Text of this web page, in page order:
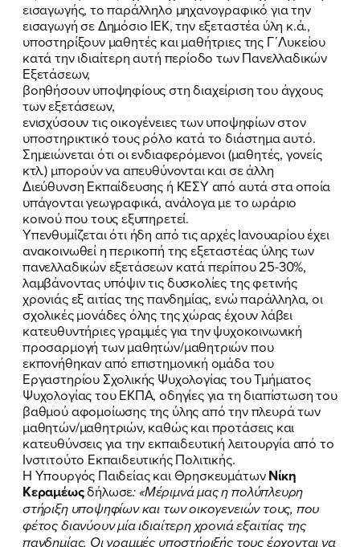
ΠΟΙΑ ΕΙΜΑΙ
ΕΡΓΟ
ΕΚΔΗΛΩΣΕΙΣ
ΝΕΑ
ΕΛΑ ΚΙ ΕΣΥ
FB IN TW YT LN VB TIKTOK
εισαγωγής, το παράλληλο μηχανογραφικό για την
εισαγωγή σε Δημόσιο ΙΕΚ, την εξεταστέα ύλη κ.ά.,
υποστηρίξουν μαθητές και μαθήτριες της Γ΄Λυκείου
κατά την ιδιαίτερη αυτή περίοδο των Πανελλαδικών
Εξετάσεων,
βοηθήσουν υποψηφίους στη διαχείριση του άγχους
των εξετάσεων,
ενισχύσουν τις οικογένειες των υποψηφίων στον
υποστηρικτικό τους ρόλο κατά το διάστημα αυτό.
Σημειώνεται ότι οι ενδιαφερόμενοι (μαθητές, γονείς
κτλ.) μπορούν να απευθύνονται και σε άλλη
Διεύθυνση Εκπαίδευσης ή ΚΕΣΥ από αυτά στα οποία
υπάγονται γεωγραφικά, ανάλογα με το ωράριο
κοινού που τους εξυπηρετεί.
Υπενθυμίζεται ότι ήδη από τις αρχές Ιανουαρίου έχει
ανακοινωθεί η περικοπή της εξεταστέας ύλης των
πανελλαδικών εξετάσεων κατά περίπου 25-30%,
λαμβάνοντας υπόψιν τις δυσκολίες της φετινής
χρονιάς εξ αιτίας της πανδημίας, ενώ παράλληλα, οι
σχολικές μονάδες όλης της χώρας έχουν λάβει
κατευθυντήριες γραμμές για την ψυχοκοινωνική
προσαρμογή των μαθητών/μαθητριών που
εκπονήθηκαν από επιστημονική ομάδα του
Εργαστηρίου Σχολικής Ψυχολογίας του Τμήματος
Ψυχολογίας του ΕΚΠΑ, οδηγίες για τη διαπίστωση του
βαθμού αφομοίωσης της ύλης από την πλευρά των
μαθητών/μαθητριών, καθώς και προτάσεις και
κατευθύνσεις για την εκπαιδευτική λειτουργία από το
Ινστιτούτο Εκπαιδευτικής Πολιτικής.
Η Υπουργός Παιδείας και ΘρησκευμάτωνΝίκη
Κεραμέωςδήλωσε: «Μέριμνά μας η πολύπλευρη
στήριξη υποψηφίων και των οικογενειών τους, που
φέτος διανύουν μία ιδιαίτερη χρονιά εξαιτίας της
πανδημίας. Οι γραμμές υποστήριξής τους έρχονται να